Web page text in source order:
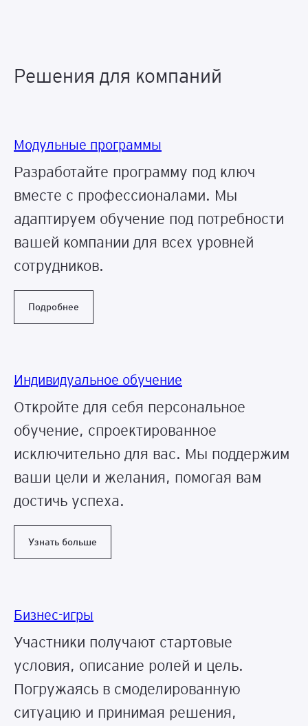
Решения для компаний
Модульные программы
Разработайте программу под ключ
вместе с профессионалами. Мы
адаптируем обучение под потребности
вашей компании для всех уровней
сотрудников.
Подробнее
Индивидуальное обучение
Откройте для себя персональное
обучение, спроектированное
исключительно для вас. Мы поддержим
ваши цели и желания, помогая вам
достичь успеха.
Узнать больше
Бизнес-игры
Участники получают стартовые
условия, описание ролей и цель.
Погружаясь в смоделированную
ситуацию и принимая решения,